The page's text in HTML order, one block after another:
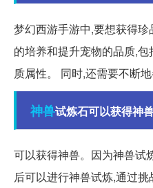
梦幻西游手游中,要想获得
的培养和提升宠物的品质,
质属性。 同时,还需要不断地
神兽试炼石可以获得神
可以获得神兽。因为神兽试
后可以进行神兽试炼,通过